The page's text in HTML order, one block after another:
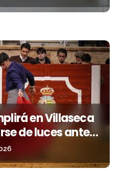
en Villaseca
de luces ante